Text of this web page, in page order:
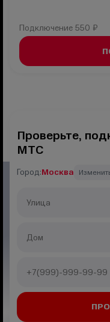
Подключение 550 ₽
Проверьте,
МТС
Город:Москва